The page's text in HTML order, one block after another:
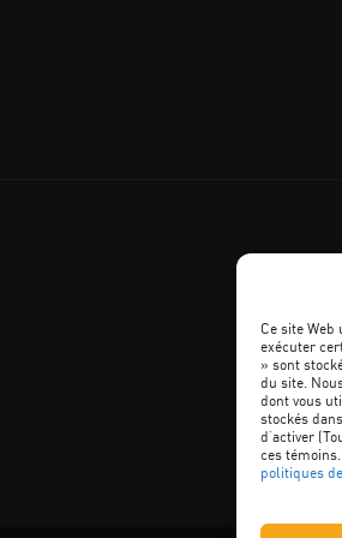
Ce site
exécuter
» sont
du site.
dont vous
stockés
d’activer
ces
politiques